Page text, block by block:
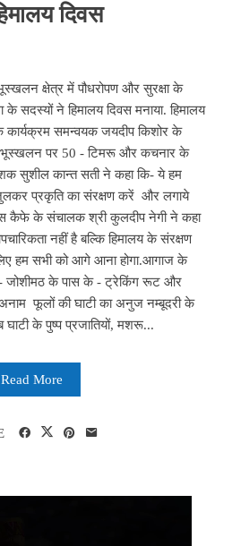
दिवस
क्षेत्र में पौधरोपण और सुरक्षा के
सदस्यों ने हिमालय दिवस मनाया. हिमालय
समन्वयक जयदीप किशोर के
भूस्खलन पर 50 - टिमरू और कचनार के
सुशील कान्त सती ने कहा कि- ये हम
प्रकृति का संरक्षण करें और लगाये
कैफे के संचालक श्री कुलदीप नेगी ने कहा
नहीं है बल्कि हिमालय के संरक्षण
हम सभी को आगे आना होगा.आगाज के
जोशीमठ के पास के - ट्रेकिंग रूट और
फूलों की घाटी का अनुज नम्बूदरी के
के पुष्प प्रजातियों, मशरू...
Read More